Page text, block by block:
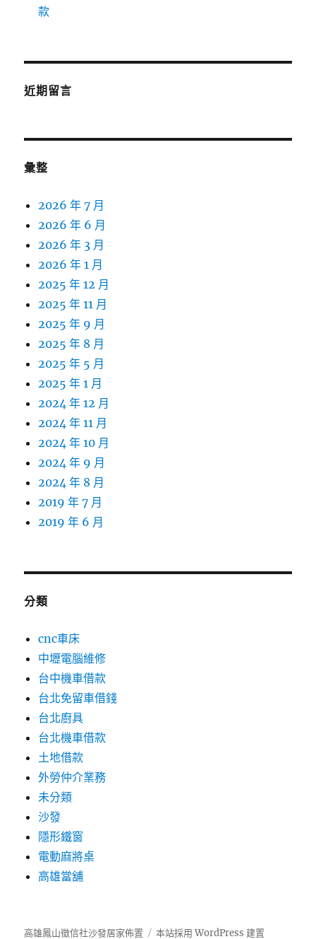
款
近期留言
彙整
2026 年 7 月
2026 年 6 月
2026 年 3 月
2026 年 1 月
2025 年 12 月
2025 年 11 月
2025 年 9 月
2025 年 8 月
2025 年 5 月
2025 年 1 月
2024 年 12 月
2024 年 11 月
2024 年 10 月
2024 年 9 月
2024 年 8 月
2019 年 7 月
2019 年 6 月
分類
cnc車床
中壢電腦維修
台中機車借款
台北免留車借錢
台北廚具
台北機車借款
土地借款
外勞仲介業務
未分類
沙發
隱形鐵窗
電動麻將桌
高雄當舖
高雄鳳山徵信社沙發居家佈置 本站採用 WordPress 建置